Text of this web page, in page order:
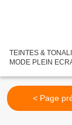
TEINTES &
MODE PLEIN
< Page